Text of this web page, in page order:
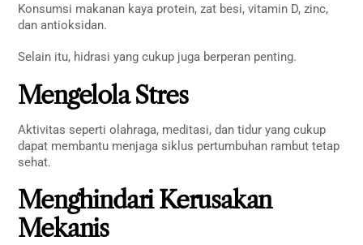
Konsumsi makanan kaya protein, zat besi, vitamin D, zinc,
dan antioksidan.
Selain itu, hidrasi yang cukup juga berperan penting.
Mengelola Stres
Aktivitas seperti olahraga, meditasi, dan tidur yang cukup
dapat membantu menjaga siklus pertumbuhan rambut tetap
sehat.
Menghindari Kerusakan
Mekanis